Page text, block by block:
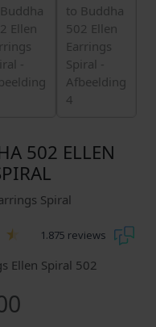
502 ELLEN
Spiral
1.875 reviews
Ellen Spiral 502